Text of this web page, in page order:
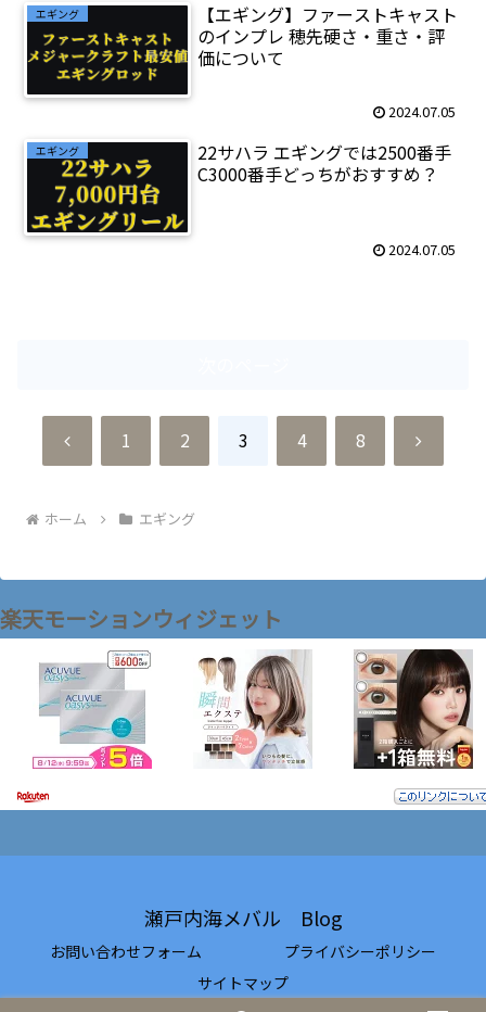
エギング
【エギング】ファーストキャスト
のインプレ 穂先硬さ・重さ・評
価について
2024.07.05
エギング
22サハラ エギングでは2500番手
C3000番手どっちがおすすめ？
2024.07.05
前
1 2 3 4 8
次
ホーム エギング
楽天モーションウィジェット
瀬戸内海メバル Blog
お問い合わせフォーム
プライバシーポリシー
サイトマップ